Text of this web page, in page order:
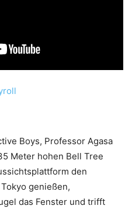
Boys, Professor Agasa
Meter hohen Bell Tree
den
genießen,
das Fenster und trifft